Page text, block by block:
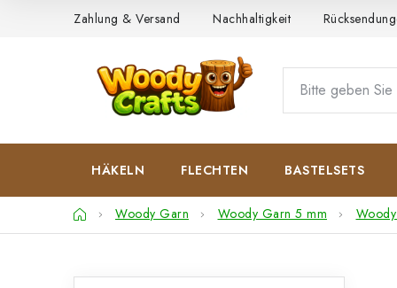
Zahlung & Versand Nachhaltigkeit
HÄKELN FLECHTEN BASTELSETS
StartseiteWoody Garn Woody Garn 5 mm